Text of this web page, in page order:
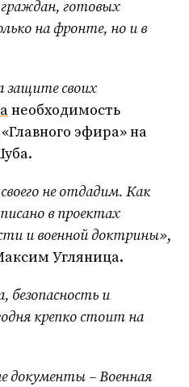
готовых
на фронте, но и в
защите своих
необходимость
эфира» на
не отдадим. Как
в проектах
и военной доктрины»,
Угляница.
безопасность и
крепко стоит на
документы – Военная